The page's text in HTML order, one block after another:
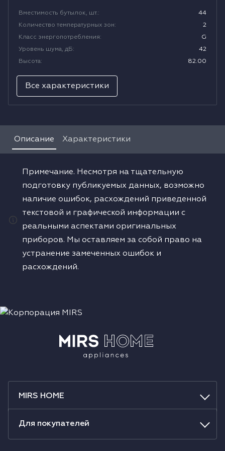
Сушильные машины
Вместимость бутылок, шт.:
44
Количество температурных зон:
2
Класс энергопотребления:
G
Уровень шума, дБ:
42
Высота: 82.00
Все характеристики
Описание Характеристики
Примечание. Несмотря на тщательную
подготовку публикуемых данных, возможно
наличие ошибок, расхождений приведенной
текстовой и графической информации с
реальными аспектами оригинальных
приборов. Мы оставляем за собой право на
устранение замеченных ошибок и
расхождений.
MIRS HOME
Для покупателей